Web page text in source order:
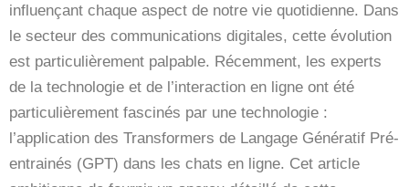
influençant chaque aspect de notre vie quotidienne. Dans
le secteur des communications digitales, cette évolution
est particulièrement palpable. Récemment, les experts
de la technologie et de l’interaction en ligne ont été
particulièrement fascinés par une technologie :
l’application des Transformers de Langage Génératif Pré-
entrainés (GPT) dans les chats en ligne. Cet article